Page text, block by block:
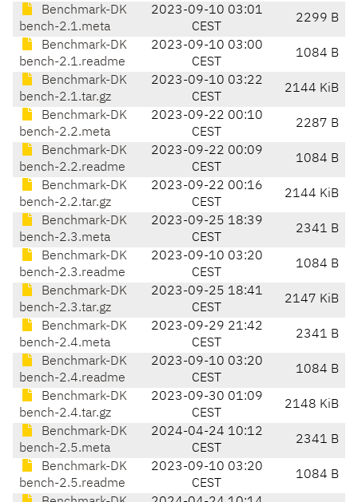
Benchmark-DK
bench-2.1.meta
2023-09-10 03:01
CEST
2299 B
Benchmark-DK
bench-2.1.readme
2023-09-10 03:00
CEST
1084 B
Benchmark-DK
bench-2.1.tar.gz
2023-09-10 03:22
CEST
2144 KiB
Benchmark-DK
bench-2.2.meta
2023-09-22 00:10
CEST
2287 B
Benchmark-DK
bench-2.2.readme
2023-09-22 00:09
CEST
1084 B
Benchmark-DK
bench-2.2.tar.gz
2023-09-22 00:16
CEST
2144 KiB
Benchmark-DK
bench-2.3.meta
2023-09-25 18:39
CEST
2341 B
Benchmark-DK
bench-2.3.readme
2023-09-10 03:20
CEST
1084 B
Benchmark-DK
bench-2.3.tar.gz
2023-09-25 18:41
CEST
2147 KiB
Benchmark-DK
bench-2.4.meta
2023-09-29 21:42
CEST
2341 B
Benchmark-DK
bench-2.4.readme
2023-09-10 03:20
CEST
1084 B
Benchmark-DK
bench-2.4.tar.gz
2023-09-30 01:09
CEST
2148 KiB
Benchmark-DK
bench-2.5.meta
2024-04-24 10:12
CEST
2341 B
Benchmark-DK
bench-2.5.readme
2023-09-10 03:20
CEST
1084 B